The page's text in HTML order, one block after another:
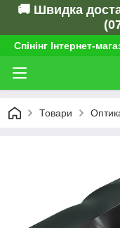
🚚 Швидка
Спінінг Інтернет-
Товари